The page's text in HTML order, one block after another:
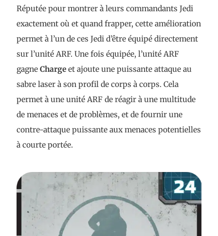
Réputée pour montrer à leurs commandants Jedi
exactement où et quand frapper, cette amélioration
permet à l’un de ces Jedi d’être équipé directement
sur l’unité ARF. Une fois équipée, l’unité ARF
gagne Chargeet ajoute une puissante attaque au
sabre laser à son profil de corps à corps. Cela
permet à une unité ARF de réagir à une multitude
de menaces et de problèmes, et de fournir une
contre-attaque puissante aux menaces potentielles
à courte portée.